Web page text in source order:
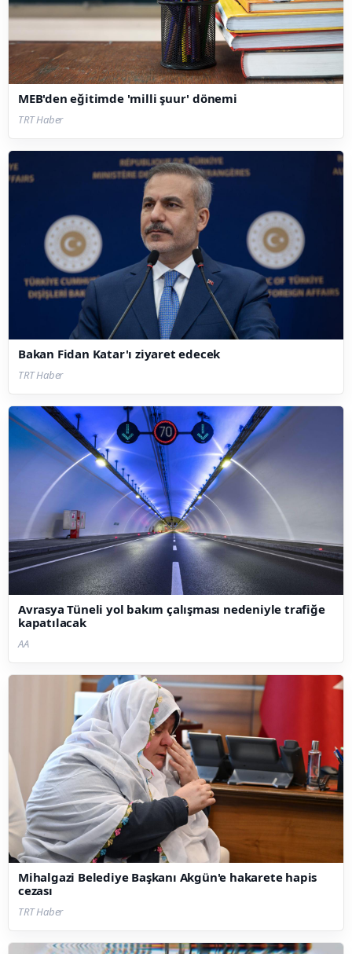
MEB'den eğitimde 'milli şuur' dönemi
TRT Haber
Bakan Fidan Katar'ı ziyaret edecek
TRT Haber
Avrasya Tüneli yol bakım çalışması nedeniyle trafiğe
kapatılacak
AA
Mihalgazi Belediye Başkanı Akgün'e hakarete hapis
cezası
TRT Haber